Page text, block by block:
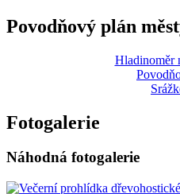
Povodňový plán
Hladinoměr
Fotogalerie
Náhodná fotogalerie